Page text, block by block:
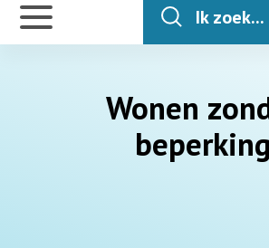
links
Ik zoek...
Wonen
beperking